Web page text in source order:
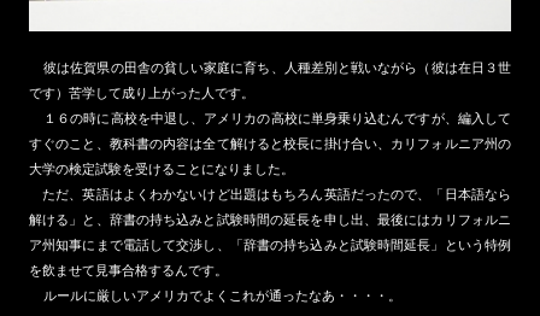
彼は佐賀県の田舎の貧しい家庭に育ち、人種差別と戦いながら（彼は在日３世
です）苦学して成り上がった人です。
１６の時に高校を中退し、アメリカの高校に単身乗り込むんですが、編入して
すぐのこと、教科書の内容は全て解けると校長に掛け合い、カリフォルニア州の
大学の検定試験を受けることになりました。
ただ、英語はよくわかないけど出題はもちろん英語だったので、「日本語なら
解ける」と、辞書の持ち込みと試験時間の延長を申し出、最後にはカリフォルニ
ア州知事にまで電話して交渉し、「辞書の持ち込みと試験時間延長」という特例
を飲ませて見事合格するんです。
ルールに厳しいアメリカでよくこれが通ったなあ・・・・。